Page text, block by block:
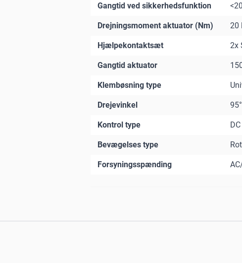
Gangtid ved sikkerhedsfunktion
Drejningsmoment aktuator (Nm) 20
Hjælpekontaktsæt 2x
Gangtid aktuator
Klembøsning type
Drejevinkel 95°
Kontrol type
Bevægelses type
Forsyningsspænding